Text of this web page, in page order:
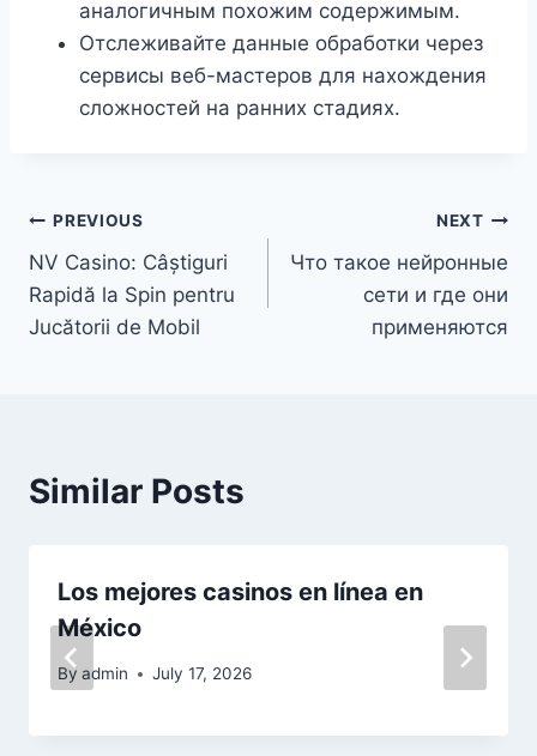
аналогичным похожим содержимым.
Отслеживайте данные обработки через
сервисы веб-мастеров для нахождения
сложностей на ранних стадиях.
PREVIOUS
NV Casino: Câștiguri
Rapidă la Spin pentru
Jucătorii de Mobil
NEXT
Что такое нейронные
сети и где они
применяются
Similar Posts
Los mejores casinos en línea en
México
By admin July 17, 2026